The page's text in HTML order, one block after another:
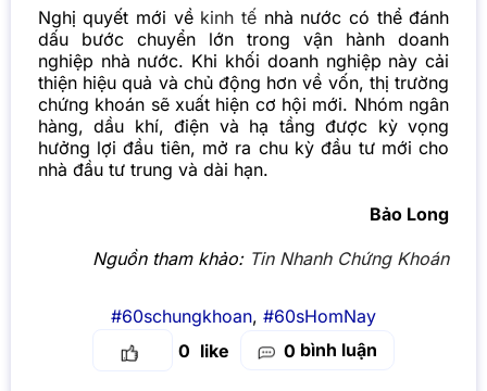
Nghị quyết mới về kinh tế nhà nước có thể đánh
dấu bước chuyển lớn trong vận hành doanh
nghiệp nhà nước. Khi khối doanh nghiệp này cải
thiện hiệu quả và chủ động hơn về vốn, thị trường
chứng khoán sẽ xuất hiện cơ hội mới. Nhóm ngân
hàng, dầu khí, điện và hạ tầng được kỳ vọng
hưởng lợi đầu tiên, mở ra chu kỳ đầu tư mới cho
nhà đầu tư trung và dài hạn.
Bảo Long
Nguồn tham khảo: Tin Nhanh Chứng Khoán
#60schungkhoan, #60sHomNay
0
0 bình luận